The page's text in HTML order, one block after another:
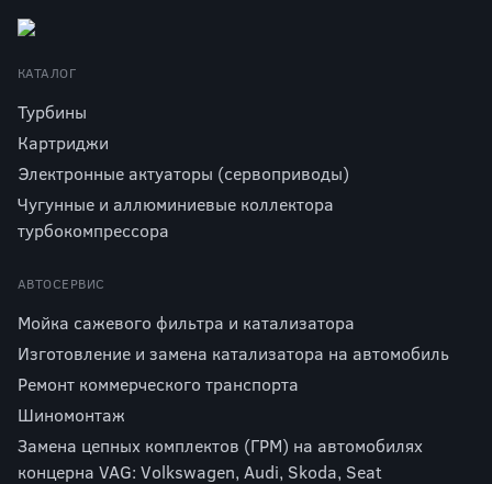
КАТАЛОГ
Турбины
Картриджи
Электронные актуаторы (сервоприводы)
Чугунные и аллюминиевые коллектора
турбокомпрессора
АВТОСЕРВИС
Мойка сажевого фильтра и катализатора
Изготовление и замена катализатора на автомобиль
Ремонт коммерческого транспорта
Шиномонтаж
Замена цепных комплектов (ГРМ) на автомобилях
концерна VAG: Volkswagen, Audi, Skoda, Seat